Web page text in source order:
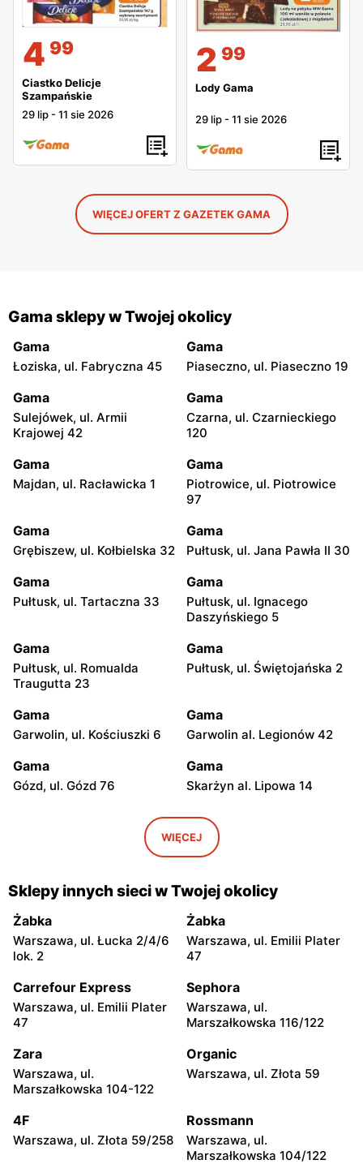
4 99
Ciastko Delicje
Szampańskie
29 lip -11 sie 2026
2 99
Lody Gama
29 lip -11 sie 2026
WIĘCEJ OFERT Z GAZETEK GAMA
Gama sklepy w Twojej okolicy
Gama
Łoziska, ul. Fabryczna 45
Gama
Piaseczno, ul. Piaseczno 19
Gama
Sulejówek, ul. Armii
Krajowej 42
Gama
Czarna, ul. Czarnieckiego
120
Gama
Majdan, ul. Racławicka 1
Gama
Piotrowice, ul. Piotrowice
97
Gama
Grębiszew, ul. Kołbielska 32
Gama
Pułtusk, ul. Jana Pawła II 30
Gama
Pułtusk, ul. Tartaczna 33
Gama
Pułtusk, ul. Ignacego
Daszyńskiego 5
Gama
Pułtusk, ul. Romualda
Traugutta 23
Gama
Pułtusk, ul. Świętojańska 2
Gama
Garwolin, ul. Kościuszki 6
Gama
Garwolin al. Legionów 42
Gama
Gózd, ul. Gózd 76
Gama
Skarżyn al. Lipowa 14
Stare Gumino, ul. Stare
Gama
Mogielnica, ul. Rynek 9
Gama
Łaskarzew, ul. Alejowa 2
Gama
Zgórze, ul. Zgórze 57
Gama
Dobieszyn, ul. Dobieszyn
Gama
Dobieszyn, ul. Główna 62
Gama
Dzierzążnia, ul. Dzierzążnia
Gama
Bełchów, ul. Przemysłowa
Gama
Bodzanów, ul. Księcia
Gama
Gama Gama
Łowicz, ul. 3 Maja 14
WIĘCEJ
Sklepy innych sieci w Twojej okolicy
Żabka
Warszawa, ul. Łucka 2/4/6
lok. 2
Żabka
Warszawa, ul. Emilii Plater
47
Carrefour Express
Warszawa, ul. Emilii Plater
47
Sephora
Warszawa, ul.
Marszałkowska 116/122
Zara
Warszawa, ul.
Marszałkowska 104-122
Organic
Warszawa, ul. Złota 59
4F
Warszawa, ul. Złota 59/258
Rossmann
Warszawa, ul.
Marszałkowska 104/122